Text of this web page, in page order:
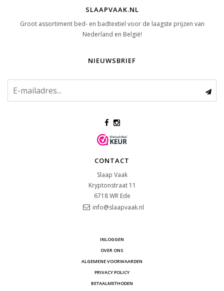
SLAAPVAAK.NL
Groot assortiment bed- en badtextiel voor de laagste prijzen van
Nederland en België!
NIEUWSBRIEF
CONTACT
Slaap Vaak
Kryptonstraat 11
6718 WR Ede
info@slaapvaak.nl
INLOGGEN
OVER ONS
ALGEMENE VOORWAARDEN
PRIVACY POLICY
BETAALMETHODEN